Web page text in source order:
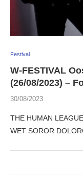
Festival
W-FESTIVAL
(26/08/2023) –
30/08/2023
THE HUMAN
WET SOROR